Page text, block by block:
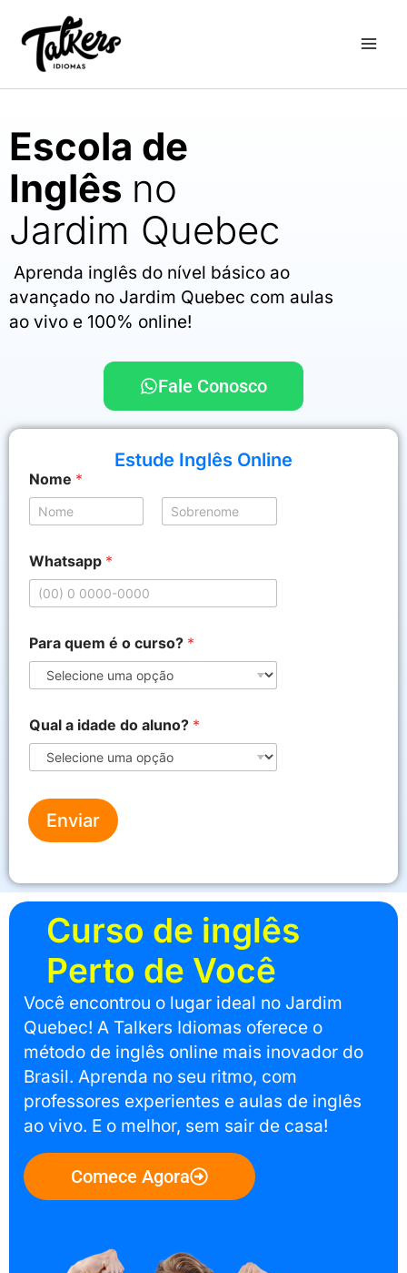
para
conteúdo
Escola de
Inglês no
Jardim Quebec
Aprenda inglês do nível básico ao
avançado no Jardim Quebec com aulas
ao vivo e 100% online!
Fale Conosco
Estude Inglês Online
Nome *
o
é
u
n
o
?
Whatsapp *
Para quem é o curso? *
Qual a idade do aluno? *
Enviar
Curso de inglês
Perto de Você
Você encontrou o lugar ideal no Jardim
Quebec! A Talkers Idiomas oferece o
método de inglês online mais inovador do
Brasil. Aprenda no seu ritmo, com
professores experientes e aulas de inglês
ao vivo. E o melhor, sem sair de casa!
Comece Agora